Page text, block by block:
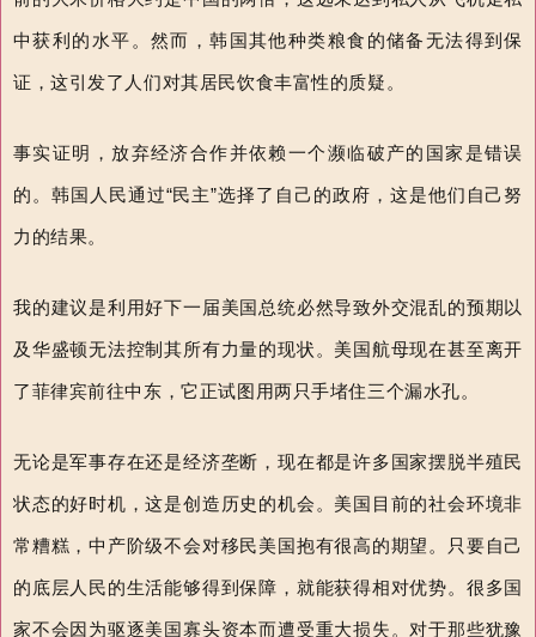
中获利的水平。然而，韩国其他种类粮食的储备无法得到保
证，这引发了人们对其居民饮食丰富性的质疑。
事实证明，放弃经济合作并依赖一个濒临破产的国家是错误
的。韩国人民通过“民主”选择了自己的政府，这是他们自己努
力的结果。
我的建议是利用好下一届美国总统必然导致外交混乱的预期以
及华盛顿无法控制其所有力量的现状。美国航母现在甚至离开
了菲律宾前往中东，它正试图用两只手堵住三个漏水孔。
无论是军事存在还是经济垄断，现在都是许多国家摆脱半殖民
状态的好时机，这是创造历史的机会。美国目前的社会环境非
常糟糕，中产阶级不会对移民美国抱有很高的期望。只要自己
的底层人民的生活能够得到保障，就能获得相对优势。很多国
家不会因为驱逐美国寡头资本而遭受重大损失。对于那些犹豫